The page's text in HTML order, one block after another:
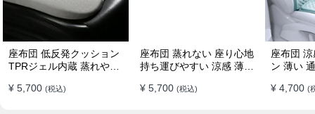
座布団 低反発クッション
TPRジェル内蔵 蒸れやす
¥ 5,700 (税込)
座布団 蒸れない 座り心地
持ち運びやすい 涼感 薄い
¥ 5,700 (税込)
座布団
ン 薄い
すめ
¥ 4,700 (